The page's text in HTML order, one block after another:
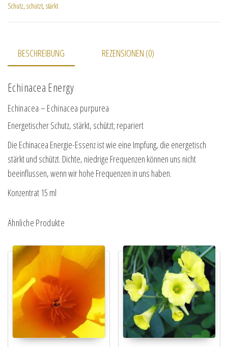
Schutz, schützt, stärkt
BESCHREIBUNG REZENSIONEN (0)
Echinacea Energy
Echinacea – Echinacea purpurea
Energetischer Schutz, stärkt, schützt; repariert
Die Echinacea Energie-Essenz ist wie eine Impfung, die energetisch
stärkt und schützt. Dichte, niedrige Frequenzen können uns nicht
beeinflussen, wenn wir hohe Frequenzen in uns haben.
Konzentrat 15 ml
Ähnliche Produkte